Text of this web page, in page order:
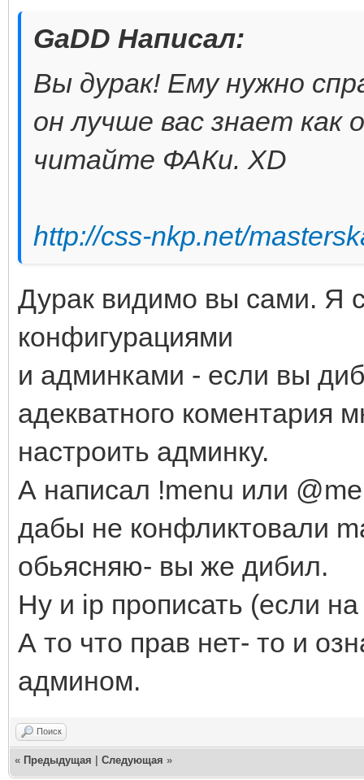
GaDD Написал:
Вы дурак! Ему нужно
он лучше вас знает
читайте ФАКи. XD
http://css-nkp.net/
Дурак видимо вы сами. Я
конфигурациями
и админками - если вы
адекватного коментария
настроить админку.
А написал !menu или
дабы не конфликтовали
обьясняю- вы же дибил.
Ну и ip прописать (если
А то что прав нет- то и
админом.
Поиск
« Предыдущая Следующая »